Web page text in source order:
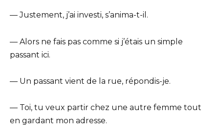
— Justement, j’ai investi, s’anima-t-il.
— Alors ne fais pas comme si j’étais un simple
passant ici.
— Un passant vient de la rue, répondis-je.
— Toi, tu veux partir chez une autre femme tout
en gardant mon adresse.